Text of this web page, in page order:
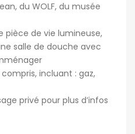
du WOLF, du musée
pièce de vie lumineuse,
salle de douche avec
incluant : gaz,
privé pour plus d’infos